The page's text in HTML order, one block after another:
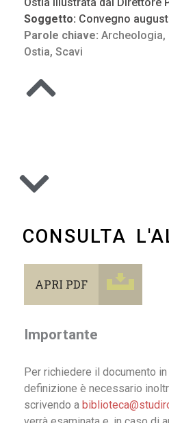
Soggetto: Convegno
Parole chiave: Archeologia,
Ostia, Scavi
CONSULTA
APRI PDF
Importante
Per richiedere il documento
definizione è necessario
scrivendo a